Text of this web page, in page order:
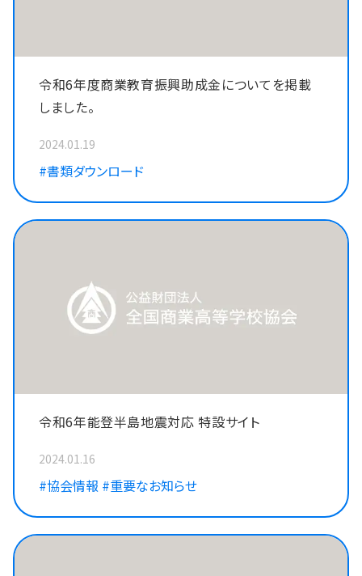
令和6年度商業教育振興助成金についてを掲載
しました。
2024.01.19
#書類ダウンロード
令和6年能登半島地震対応 特設サイト
2024.01.16
#協会情報 #重要なお知らせ